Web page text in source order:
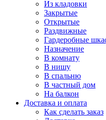
Из кладовки
Закрытые
Открытые
Раздвижные
Гардеробные
Назначение
В комнату
В нишу
В спальню
В частный дом
На балкон
Доставка и оплата
Как сделать заказ